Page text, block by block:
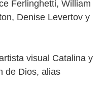
Ferlinghetti, William
Denise Levertov y
visual Catalina y
de Dios, alias